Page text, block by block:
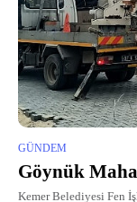
GÜNDEM
Göynük
Kemer Belediyesi Fen